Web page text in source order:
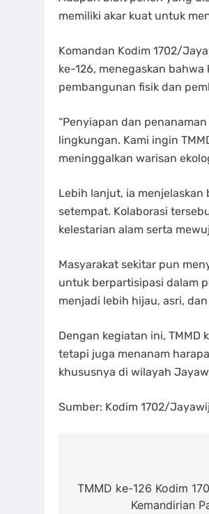
memiliki akar kuat untuk
Komandan Kodim 1702/
ke-126, menegaskan
pembangunan fisik dan
“Penyiapan dan
lingkungan. Kami ingin
meninggalkan warisan
Lebih lanjut, ia
setempat. Kolaborasi
kelestarian alam serta
Masyarakat sekitar pun
untuk berpartisipasi dalam
menjadi lebih hijau, asri,
Dengan kegiatan ini,
tetapi juga menanam
khususnya di wilayah
Sumber: Kodim 1702/
pos
TMMD ke-126 Kodim
Kemandirian